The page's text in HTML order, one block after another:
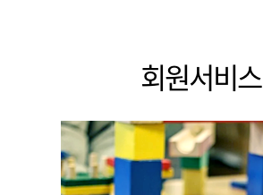
회원서비스